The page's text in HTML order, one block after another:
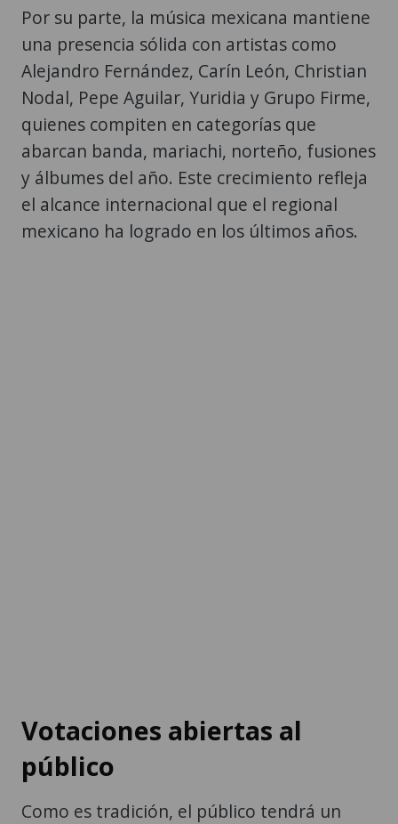
Por su parte, la música mexicana mantiene
una presencia sólida con artistas como
Alejandro Fernández, Carín León, Christian
Nodal, Pepe Aguilar, Yuridia y Grupo Firme,
quienes compiten en categorías que
abarcan banda, mariachi, norteño, fusiones
y álbumes del año. Este crecimiento refleja
el alcance internacional que el regional
mexicano ha logrado en los últimos años.
Votaciones abiertas al
público
Como es tradición, el público tendrá un